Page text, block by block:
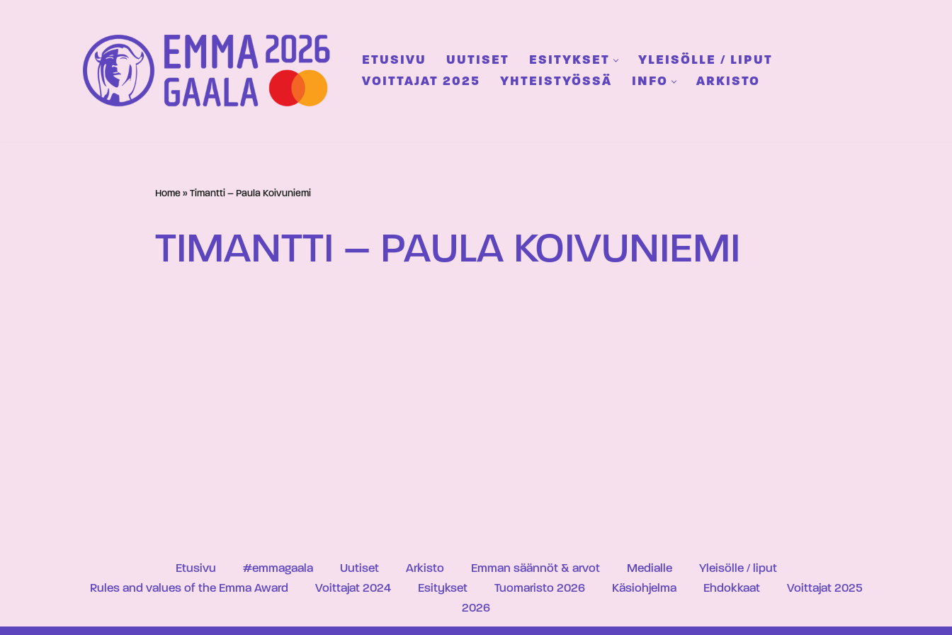
ETUSIVU UUTISET ESITYKSET
YLEISÖLLE / LIPUT
VOITTAJAT 2025
YHTEISTYÖSSÄ INFO ARKISTO
Home » Timantti – Paula Koivuniemi
TIMANTTI – PAULA KOIVUNIEMI
Etusivu #emmagaala Uutiset Arkisto Emman säännöt & arvot Medialle
Yleisölle / liput
Rules and values of the Emma Award
Voittajat 2024 Esitykset Tuomaristo 2026 Käsiohjelma Ehdokkaat
Voittajat 2025
2026